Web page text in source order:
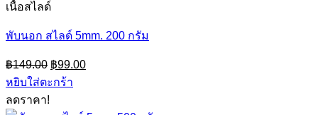
เนื้อสไลด์
พับนอก สไลด์ 5mm. 200 กรัม
฿149.00 Original
price
was:
฿99.00Current
price
หยิบใส่ตะกร้า
ลดราคา!